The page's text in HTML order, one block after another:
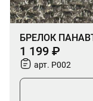
БРЕЛОК
1 199 ₽
арт. P002